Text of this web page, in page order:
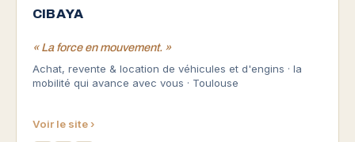
CIBAYA
« La force en mouvement. »
Achat, revente & location de véhicules et d'engins · la
mobilité qui avance avec vous · Toulouse
Voir le site ›